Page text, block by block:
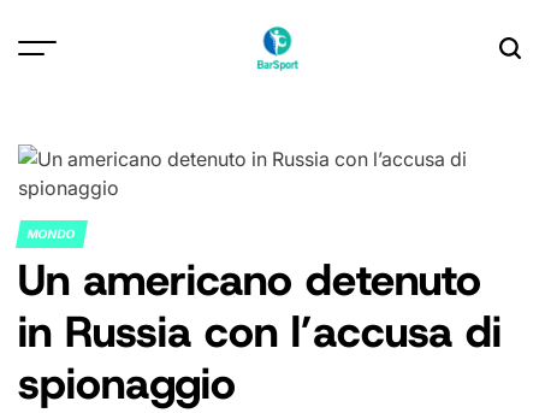
POSTED
IN
MONDO
Un americano detenuto
in Russia con l’accusa di
spionaggio